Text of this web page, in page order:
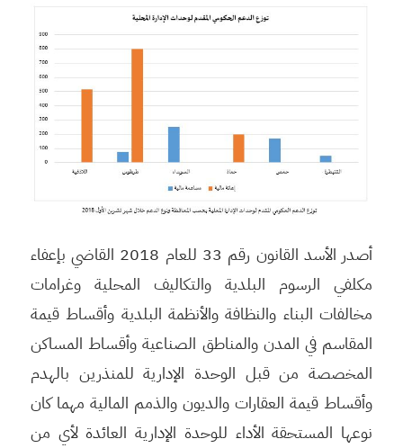
أصدر الأسد القانون رقم 33 للعام 2018 القاضي بإعفاء
مكلفي الرسوم البلدية والتكاليف المحلية وغرامات
مخالفات البناء والنظافة والأنظمة البلدية وأقساط قيمة
المقاسم في المدن والمناطق الصناعية وأقساط المساكن
المخصصة من قبل الوحدة الإدارية للمنذرين بالهدم
وأقساط قيمة العقارات والديون والذمم المالية مهما كان
نوعها المستحقة الأداء للوحدة الإدارية العائدة لأي من